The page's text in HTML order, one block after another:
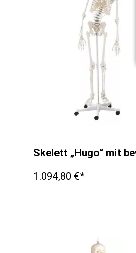
Skelett „Hugo“ mit
1.094,80 €*